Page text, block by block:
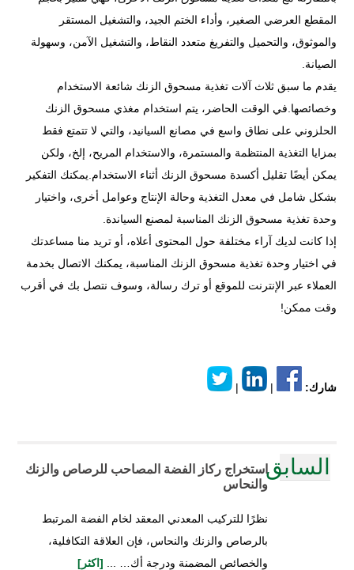
المقطع العرضي الصغير، وأداء الختم الجيد، والتشغيل المستقر
والموثوق، والتحميل والتفريغ متعدد النقاط، والتشغيل الآمن، وسهولة
الصيانة.
يقدم ما سبق ثلاث آلات تغذية مسحوق الزنك شائعة الاستخدام
وخصائصها.في الوقت الحاضر، يتم استخدام مغذي مسحوق الزنك
الحلزوني على نطاق واسع في مصانع السيانيد، والتي لا تتمتع فقط
بمزايا التغذية المنتظمة والمستمرة، والاستخدام المريح، إلخ، ولكن
يمكن أيضًا تقليل أكسدة مسحوق الزنك أثناء الاستخدام.يمكنك التفكير
بشكل شامل في معدل التغذية وحالة الإنتاج وعوامل أخرى، واختيار
وحدة تغذية مسحوق الزنك المناسبة لمصنع السياندة.
إذا كانت لديك آراء مختلفة حول المحتوى أعلاه، أو تريد منا مساعدتك
في اختيار وحدة تغذية مسحوق الزنك المناسبة، يمكنك الاتصال بخدمة
العملاء عبر الإنترنت للموقع أو ترك رسالة، وسوف نتصل بك في أقرب
وقت ممكن!
شارك: |
|
السابقاستخراج ركاز الفضة المصاحب للرصاص والزنك
والنحاس
نظرًا للتركيب المعدني المعقد لخام الفضة المرتبط
بالرصاص والزنك والنحاس، فإن العلاقة التكافلية،
والخصائص المضمنة ودرجة أك… ...
[اكثر]